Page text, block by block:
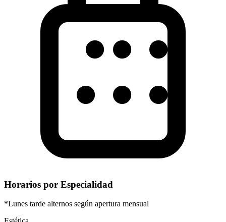
Horarios por Especialidad
*Lunes tarde alternos según apertura mensual